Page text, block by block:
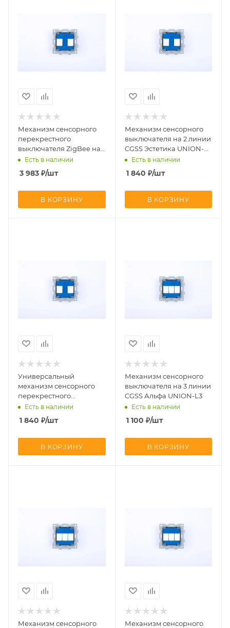
Механизм сенсорного
перекрестного
выключателя ZigBee на
2 линии (с Алисой) CGSS
Альфа UNION-L2ZBPK
Есть в наличии
3 983 ₽/шт
В КОРЗИНУ
Механизм сенсорного
выключателя на 2 линии
CGSS Эстетика UNION-
L2РЕсть в наличии
1 840 ₽/шт
В КОРЗИНУ
Универсальный
механизм сенсорного
перекрестного
выключателя на 2 линии
CGSS Альфа UNION-L2РK
Есть в наличии
1 840 ₽/шт
В КОРЗИНУ
Механизм сенсорного
выключателя на 3 линии
CGSS Альфа UNION-L3
Есть в наличии
1 100 ₽/шт
В КОРЗИНУ
Механизм сенсорного
Механизм сенсорного